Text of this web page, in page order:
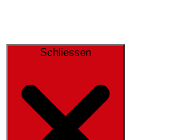
Schliessen